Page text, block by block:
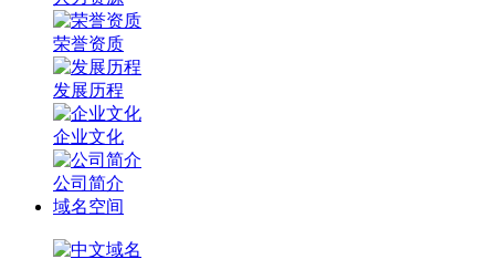
荣誉资质
发展历程
企业文化
公司简介
域名空间